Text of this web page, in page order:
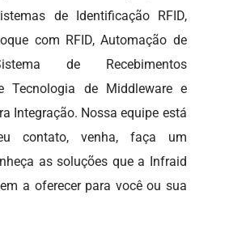
de Identificação RFID,
com RFID, Automação de
de Recebimentos
Tecnologia de Middleware e
Integração. Nossa equipe está
contato, venha, faça um
as soluções que a Infraid
a oferecer para você ou sua